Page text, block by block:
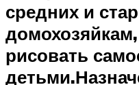
средних и
рисовать
детьми.